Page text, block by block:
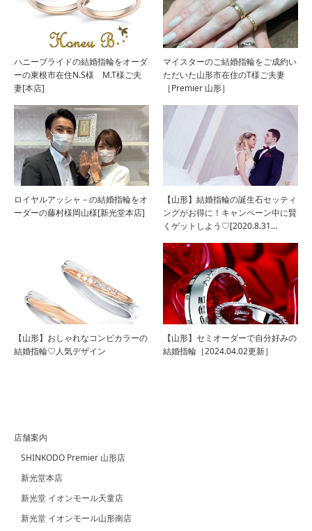
ハニーブライドの結婚指輪をオーダ
ーの東根市在住N.S様 M.T様ご夫
妻[本店]
マイスターのご結婚指輪をご成約い
ただいた山形市在住のT様ご夫妻
［Premier 山形］
ロイヤルアッシャ－の結婚指輪をオ
ーダーの藤村様岡山様[新光堂本店]
【山形】結婚指輪の誕生石セッティ
ングがお得に！キャンペーン中に賢
くゲットしよう♡[2020.8.31…
【山形】おしゃれなコンビカラーの
結婚指輪♡人気デザイン
【山形】セミオーダーで自分好みの
結婚指輪［2024.04.02更新］
店舗案内
SHINKODO Premier 山形店
新光堂本店
新光堂 イオンモール天童店
新光堂 イオンモール山形南店